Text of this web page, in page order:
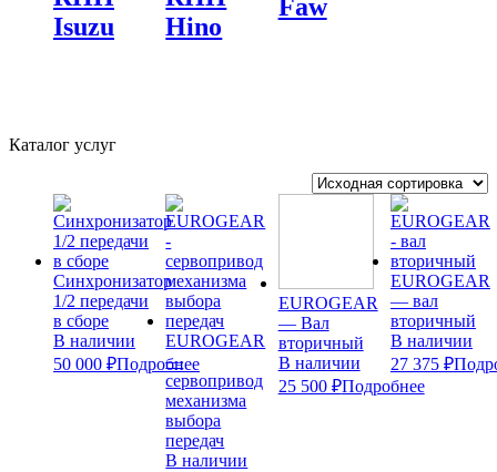
Isuzu
Hino
Faw
Каталог услуг
Cинхронизатор
1/2 передачи
в сборе
В наличии
50 000 ₽Подробнее
EUROGEAR
—
cервопривод
механизма
выбора
передач
В наличии
EUROGEAR
— Вал
вторичный
В наличии
25 500 ₽Подробнее
EUROGEAR
— вал
вторичный
В наличии
27 375 ₽